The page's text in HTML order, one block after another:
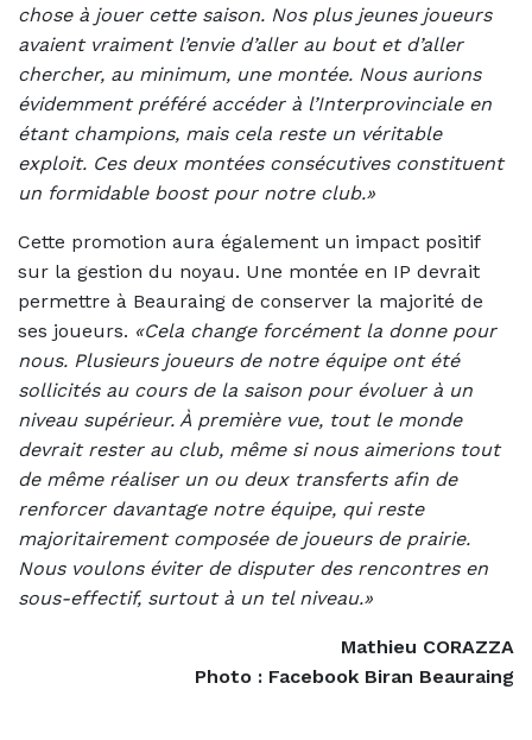
chose à jouer cette saison. Nos plus jeunes joueurs
avaient vraiment l’envie d’aller au bout et d’aller
chercher, au minimum, une montée. Nous aurions
évidemment préféré accéder à l’Interprovinciale en
étant champions, mais cela reste un véritable
exploit. Ces deux montées consécutives constituent
un formidable boost pour notre club.»
Cette promotion aura également un impact positif
sur la gestion du noyau. Une montée en IP devrait
permettre à Beauraing de conserver la majorité de
ses joueurs. «Cela change forcément la donne pour
nous. Plusieurs joueurs de notre équipe ont été
sollicités au cours de la saison pour évoluer à un
niveau supérieur. À première vue, tout le monde
devrait rester au club, même si nous aimerions tout
de même réaliser un ou deux transferts afin de
renforcer davantage notre équipe, qui reste
majoritairement composée de joueurs de prairie.
Nous voulons éviter de disputer des rencontres en
sous-effectif, surtout à un tel niveau.»
Mathieu CORAZZA
Photo : Facebook Biran Beauraing